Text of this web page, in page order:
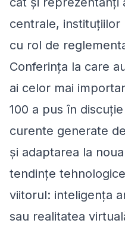
centrale,
cu rol de
Conferința la care
ai celor mai
100 a pus în
curente generate
și adaptarea la
tendințe
viitorul: inteligența
sau realitatea